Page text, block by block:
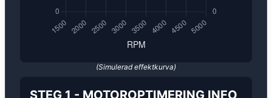
(Simulerad effektkurva)
STEG 1 - MOTOROPTIMERING INFO